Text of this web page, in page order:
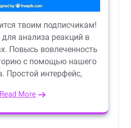
твоим подписчикам!
анализа реакций в
Повысь вовлеченность
с помощью нашего
Простой интерфейс,
Read More